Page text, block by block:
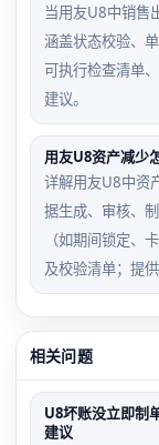
当用友U8中销售
涵盖状态校验、
可执行检查清单
建议。
用友U8资产减少
详解用友U8中资
据生成、审核、
（如期间锁定、
及校验清单；提
相关问题
U8坏账没立即制
建议